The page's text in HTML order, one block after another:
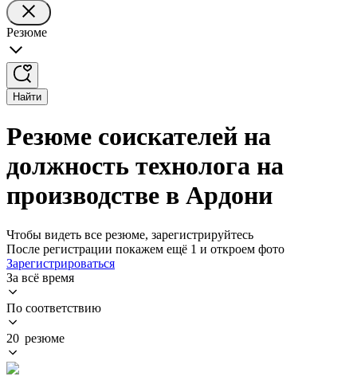
Резюме
Найти
Резюме соискателей на
должность технолога на
производстве в Ардони
Чтобы видеть все резюме, зарегистрируйтесь
После регистрации покажем ещё 1 и откроем фото
Зарегистрироваться
За всё время
По соответствию
20 резюме